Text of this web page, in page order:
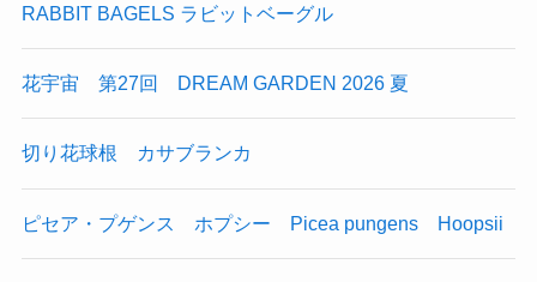
RABBIT BAGELS ラビットベーグル
花宇宙 第27回 DREAM GARDEN 2026 夏
切り花球根 カサブランカ
ピセア・プゲンス ホプシー Picea pungens Hoopsii